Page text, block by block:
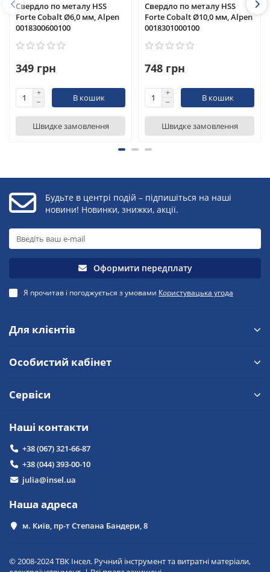
Свердло по металу HSS
Forte Cobalt Ø6,0 мм, Alpen
0018300600100
349 грн
В кошик
Швидке замовлення
Свердло по металу HSS
Forte Cobalt Ø10,0 мм, Alpen
0018301000100
748 грн
В кошик
Швидке замовлення
Будьте в центрі подій – підпишіться на наші
новини! Новинки, знижки, акції.
Оформити передплату
Я прочитав і погоджується з умовами Користувацька угода
Для клієнтів
Особистий кабінет
Сервіси
Наші контакти
+38 (067) 321-66-87
+38 (044) 393-00-10
julia@insel.ua
Наша адреса
м. Київ, пр-т Степана Бандери, 8
© 2008-2024 ТВК Інсел. Ручний інструмент та витратні матеріали,